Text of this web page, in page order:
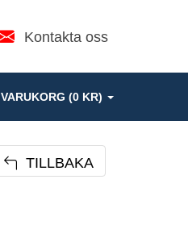
Kontakta oss
VARUKORG (0 KR)
TILLBAKA